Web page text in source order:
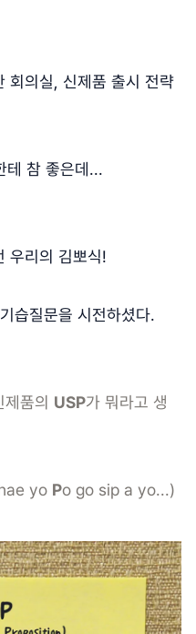
회의실, 신제품 출시 전략
테 참 좋은데...
우리의 김뽀식!
습질문을 시전하셨다.
품의 USP가 뭐라고 생
yo Po go sip a yo...)